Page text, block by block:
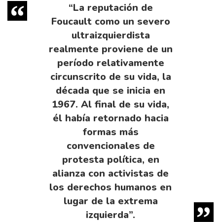
“La reputación de
Foucault como un severo
ultraizquierdista
realmente proviene de un
período relativamente
circunscrito de su vida, la
década que se inicia en
1967. Al final de su vida,
él había retornado hacia
formas más
convencionales de
protesta política, en
alianza con activistas de
los derechos humanos en
lugar de la extrema
izquierda”.